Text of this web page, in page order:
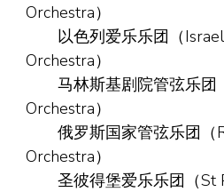
Orchestra）
以色列爱乐乐团（Israel
Orchestra）
马林斯基剧院管弦乐团
Orchestra）
俄罗斯国家管弦乐团（
Orchestra）
圣彼得堡爱乐乐团（St